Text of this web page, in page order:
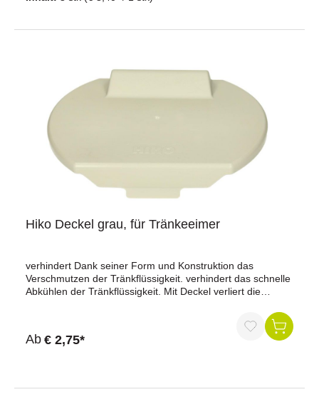
Hiko Deckel grau, für Tränkeeimer
verhindert Dank seiner Form und Konstruktion das
Verschmutzen der Tränkflüssigkeit. verhindert das schnelle
Abkühlen der Tränkflüssigkeit. Mit Deckel verliert die
Ab € 2,75*